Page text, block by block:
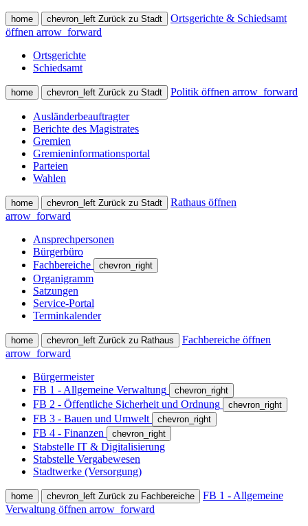
home chevron_left Zurück zu Stadt
Ortsgerichte & Schiedsamt
öffnen arrow_forward
Ortsgerichte
Schiedsamt
home chevron_left Zurück zu Stadt Politik öffnen arrow_forward
Ausländerbeauftragter
Berichte des Magistrates
Gremien
Gremieninformationsportal
Parteien
Wahlen
home chevron_left Zurück zu Stadt
Rathaus öffnen
arrow_forward
Ansprechpersonen
Bürgerbüro
Fachbereiche
chevron_right
Organigramm
Satzungen
Service-Portal
Terminkalender
home chevron_left Zurück zu Rathaus
Fachbereiche öffnen
arrow_forward
Bürgermeister
FB 1 - Allgemeine Verwaltung
chevron_right
FB 2 - Öffentliche Sicherheit und Ordnung chevron_right
FB 3 - Bauen und Umwelt chevron_right
FB 4 - Finanzen chevron_right
Stabstelle IT & Digitalisierung
Stabstelle Vergabewesen
Stadtwerke (Versorgung)
home chevron_left Zurück zu Fachbereiche
FB 1 - Allgemeine
Verwaltung öffnen arrow_forward